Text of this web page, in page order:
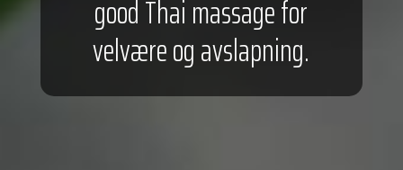
good Thai massage for
velvære og avslapning.